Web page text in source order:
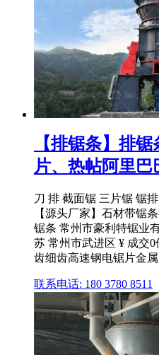
【排锯条】排
片、热帖阿里巴
刀 排 截面锯 三片锯 锯
【源头厂家】石材带锯
锯条 常州市豪利特锯业
苏 常州市武进区 ¥ 成交
齿细齿高速钢电锯片金
联系电话: 180 3780 8511